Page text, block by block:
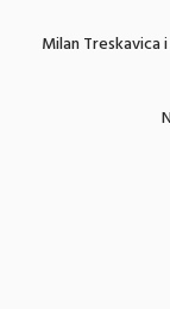
Milan Treskavica